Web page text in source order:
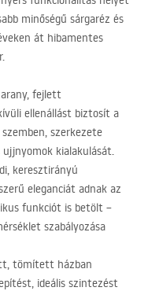
minőségű sárgaréz és
át hibamentes
fejlett
ellenállást biztosít a
szerkezete
kialakulását.
keresztirányú
eleganciát adnak az
funkciót is betölt –
szabályozása
tömített házban
ideális szintezést